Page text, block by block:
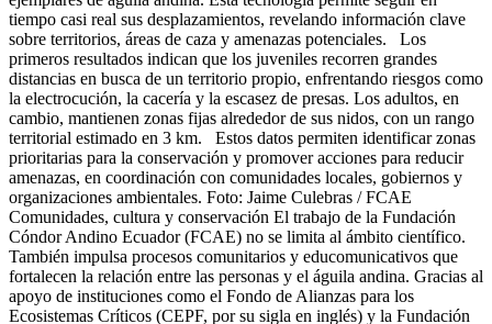
tiempo casi real sus desplazamientos, revelando información clave
sobre territorios, áreas de caza y amenazas potenciales. Los
primeros resultados indican que los juveniles recorren grandes
distancias en busca de un territorio propio, enfrentando riesgos como
la electrocución, la cacería y la escasez de presas. Los adultos, en
cambio, mantienen zonas fijas alrededor de sus nidos, con un rango
territorial estimado en 3 km. Estos datos permiten identificar zonas
prioritarias para la conservación y promover acciones para reducir
amenazas, en coordinación con comunidades locales, gobiernos y
organizaciones ambientales. Foto: Jaime Culebras / FCAE
Comunidades, cultura y conservación El trabajo de la Fundación
Cóndor Andino Ecuador (FCAE) no se limita al ámbito científico.
También impulsa procesos comunitarios y educomunicativos que
fortalecen la relación entre las personas y el águila andina. Gracias al
apoyo de instituciones como el Fondo de Alianzas para los
Ecosistemas Críticos (CEPF, por su sigla en inglés) y la Fundación